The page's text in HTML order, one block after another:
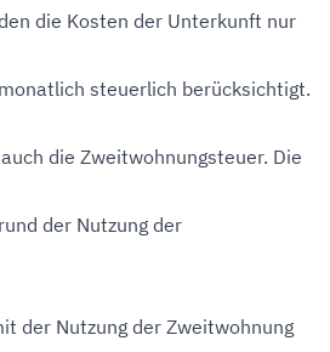
die Kosten der Unterkunft nur
steuerlich berücksichtigt.
die Zweitwohnungsteuer. Die
der Nutzung der
der Nutzung der Zweitwohnung